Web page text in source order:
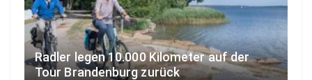
Radler legen 10.000 Kilometer auf der
Tour Brandenburg zurück